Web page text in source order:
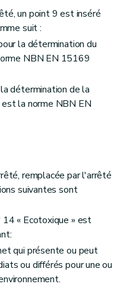
un point 9 est inséré
suit :
la détermination du
NBN EN 15169
détermination de la
est la norme NBN EN
remplacée par l'arrêté
suivantes sont
« Ecotoxique » est
qui présente ou peut
ou différés pour une ou